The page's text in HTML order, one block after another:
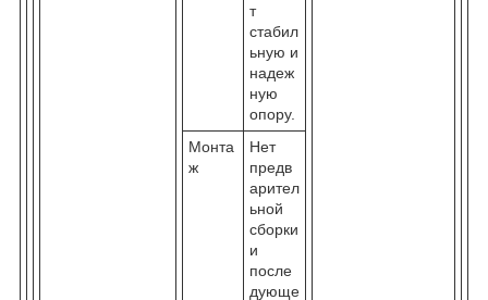
т
стабил
ьную и
надеж
ную
опору.
Монта
ж
Нет
предв
арител
ьной
сборки
и
после
дующе